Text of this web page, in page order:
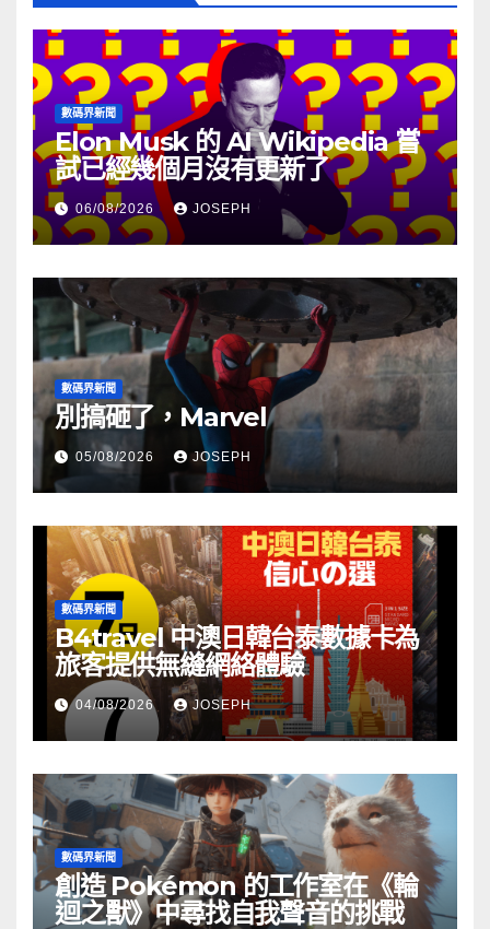
數碼界新聞
Elon Musk 的 AI Wikipedia 嘗
試已經幾個月沒有更新了
06/08/2026 JOSEPH
數碼界新聞
別搞砸了，Marvel
05/08/2026 JOSEPH
數碼界新聞
B4travel 中澳日韓台泰數據卡為
旅客提供無縫網絡體驗
04/08/2026 JOSEPH
數碼界新聞
創造 Pokémon 的工作室在《輪
迴之獸》中尋找自我聲音的挑戰